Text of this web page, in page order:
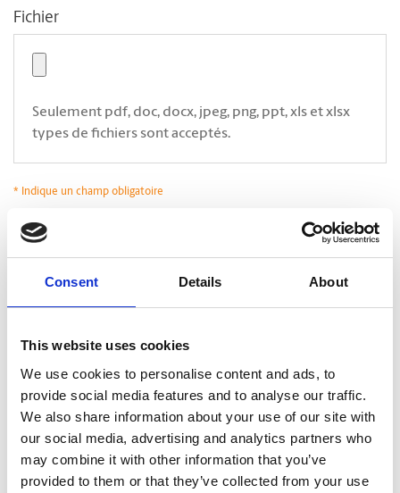
Consent Details About
This website uses cookies
We use cookies to personalise content and ads, to
provide social media features and to analyse our traffic.
We also share information about your use of our site with
our social media, advertising and analytics partners who
may combine it with other information that you’ve
provided to them or that they’ve collected from your use
Fichier
Seulement pdf, doc, docx, jpeg, png, ppt, xls et xlsx
types de fichiers sont acceptés.
* Indique un champ obligatoire
* Oui, j’accepte que The UPS Store communique avec moi*. En cliquant sur
Soumettre, je déclare avoir lu et accepter la
Politique de confidentialité..
CAPTCHA